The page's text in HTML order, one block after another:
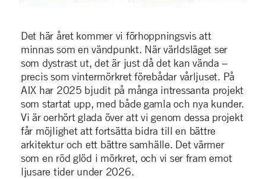
Det här året kommer vi förhoppningsvis att
minnas som en vändpunkt. När världsläget ser
som dystrast ut, det är just då det kan vända –
precis som vintermörkret förebådar vårljuset. På
AIX har 2025 bjudit på många intressanta projekt
som startat upp, med både gamla och nya kunder.
Vi är oerhört glada över att vi genom dessa projekt
får möjlighet att fortsätta bidra till en bättre
arkitektur och ett bättre samhälle. Det värmer
som en röd glöd i mörkret, och vi ser fram emot
ljusare tider under 2026.